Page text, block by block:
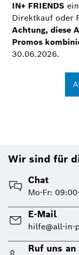
IN+ FRIENDS
Direktkauf oder
Achtung, diese
Promos
30.06.2026.
Wir sind für
Chat
Mo-Fr:
E-Mail
hilfe@all-in-
Ruf uns an